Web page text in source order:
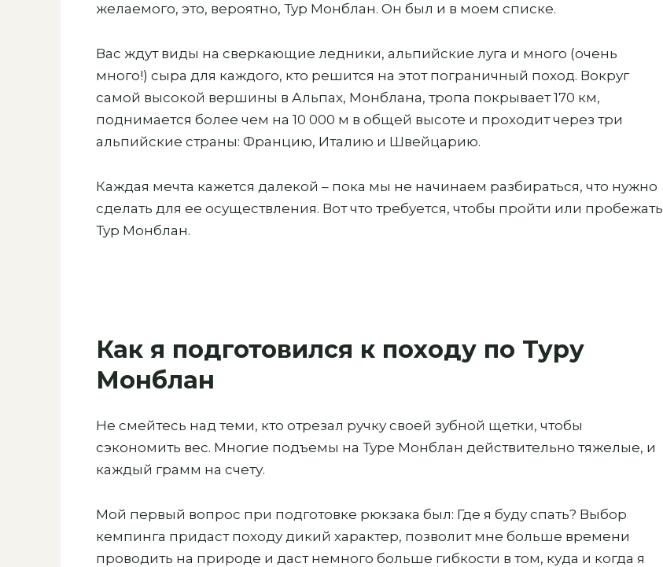
желаемого, это, вероятно, Тур Монблан. Он был и в моем списке.
Вас ждут виды на сверкающие ледники, альпийские луга и много (очень
много!) сыра для каждого, кто решится на этот пограничный поход. Вокруг
самой высокой вершины в Альпах, Монблана, тропа покрывает 170 км,
поднимается более чем на 10 000 м в общей высоте и проходит через три
альпийские страны: Францию, Италию и Швейцарию.
Каждая мечта кажется далекой – пока мы не начинаем разбираться, что нужно
сделать для ее осуществления. Вот что требуется, чтобы пройти или пробежать
Тур Монблан.
Как я подготовился к походу по Туру
Монблан
Не смейтесь над теми, кто отрезал ручку своей зубной щетки, чтобы
сэкономить вес. Многие подъемы на Туре Монблан действительно тяжелые, и
каждый грамм на счету.
Мой первый вопрос при подготовке рюкзака был: Где я буду спать? Выбор
кемпинга придаст походу дикий характер, позволит мне больше времени
проводить на природе и даст немного больше гибкости в том, куда и когда я